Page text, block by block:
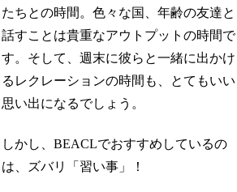
たちとの時間。色々な国、年齢の友達と
話すことは貴重なアウトプットの時間で
す。そして、週末に彼らと一緒に出かけ
るレクレーションの時間も、とてもいい
思い出になるでしょう。
しかし、BEACLでおすすめしているの
は、ズバリ「習い事」！